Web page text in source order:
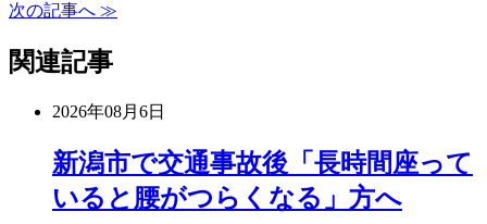
次の記事へ ≫
関連記事
2026年08月6日
新潟市で交通事故後「長時間座って
いると腰がつらくなる」方へ